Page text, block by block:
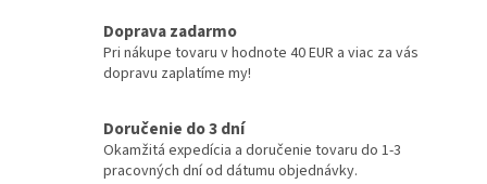
Doprava zadarmo
Pri nákupe tovaru v hodnote 40 EUR a viac za vás
dopravu zaplatíme my!
Doručenie do 3 dní
Okamžitá expedícia a doručenie tovaru do 1-3
pracovných dní od dátumu objednávky.